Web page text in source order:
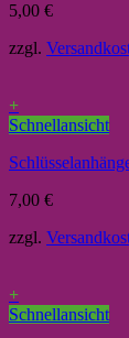
5,00 €
zzgl.
+
Schnellansicht
7,00 €
zzgl.
+
Schnellansicht